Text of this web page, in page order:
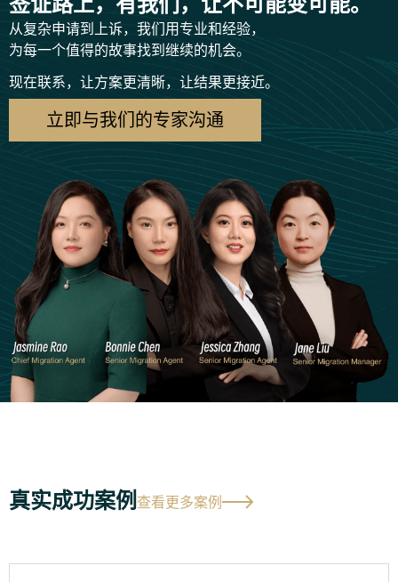
从复杂申请到上诉，我们用专业和经验，
为每一个值得的故事找到继续的机会。
现在联系，让方案更清晰，让结果更接近。
立即与我们的专家沟通
真实成功案例查看更多案例